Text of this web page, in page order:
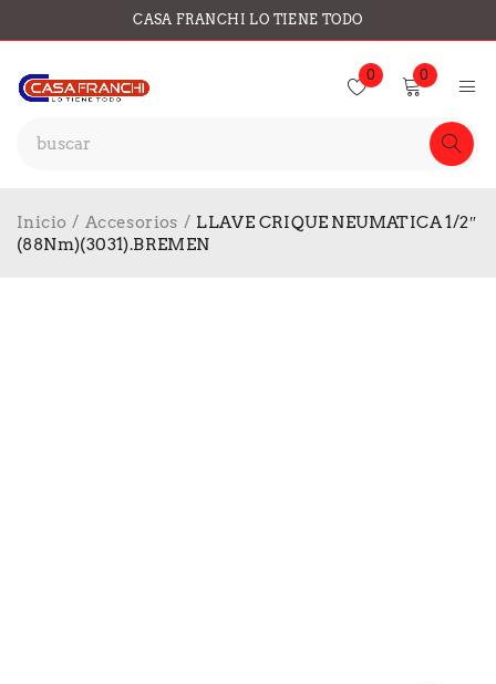
CASA FRANCHI LO TIENE TODO
0 0
Inicio / Accesorios / LLAVE CRIQUE NEUMATICA 1/2″
(88Nm)(3031).BREMEN